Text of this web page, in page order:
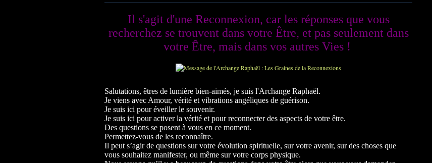
Il s'agit d'une Reconnexion, car les réponses que vous
recherchez se trouvent dans votre Être, et pas seulement dans
votre Être, mais dans vos autres Vies!
Salutations, êtres de lumière bien-aimés, je suis l'Archange Raphaël.
Je viens avec Amour, vérité et vibrations angéliques de guérison.
Je suis ici pour éveiller le souvenir.
Je suis ici pour activer la vérité et pour reconnecter des aspects de votre être.
Des questions se posent à vous en ce moment.
Permettez-vous de les reconnaître.
Il peut s’agir de questions sur votre évolution spirituelle, sur votre avenir, sur des choses que
vous souhaitez manifester, ou même sur votre corps physique.